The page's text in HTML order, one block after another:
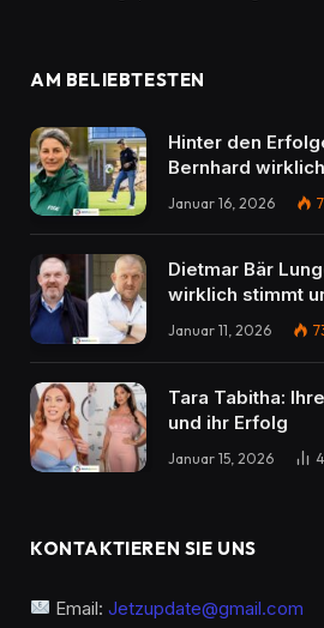
AM BELIEBTESTEN
Hinter den
Bernhard
Januar 16, 2026
Dietmar Bär
wirklich stimmt
Januar 11, 2026
Tara Tabitha:
und ihr Erfolg
Januar 15, 2026
KONTAKTIEREN SIE UNS
Email:Jetzupdate@gmail.com